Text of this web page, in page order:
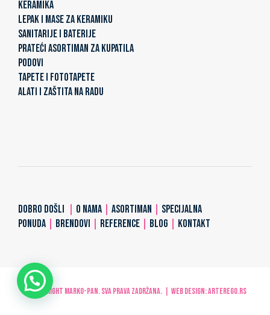
KERAMIKA
LEPAK I MASE ZA KERAMIKU
SANITARIJE I BATERIJE
PRATEĆI ASORTIMAN ZA KUPATILA
PODOVI
TAPETE I FOTOTAPETE
ALATI I ZAŠTITA NA RADU
DOBRO DOŠLI O NAMA ASORTIMAN
SPECIJALNA
PONUDA
BRENDOVI REFERENCE BLOG KONTAKT
© Copyright MARKO-PAN. Sva prava zadržana. | Web design:ARTerEgo.rs